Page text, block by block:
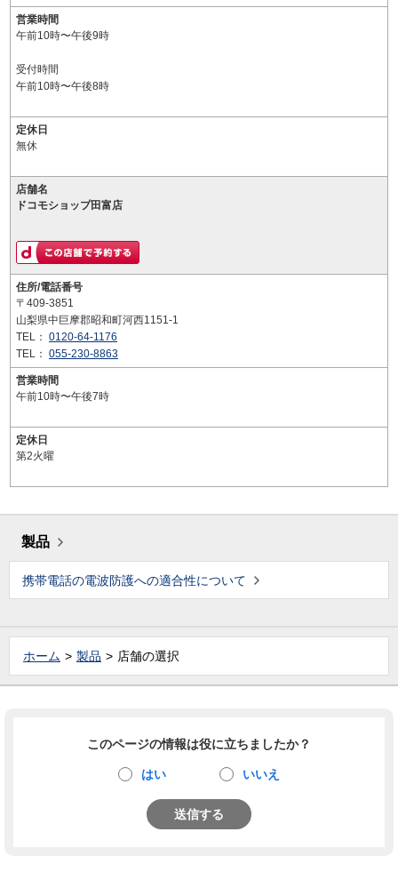
営業時間
午前10時〜午後9時
受付時間
午前10時〜午後8時
定休日
無休
店舗名
ドコモショップ田富店
住所/電話番号
〒409-3851
山梨県中巨摩郡昭和町河西1151-1
TEL： 0120-64-1176
TEL： 055-230-8863
営業時間
午前10時〜午後7時
定休日
第2火曜
製品
携帯電話の電波防護への適合性について
ホーム 製品 店舗の選択
このページの情報は役に立ちましたか？
はい いいえ
送信する